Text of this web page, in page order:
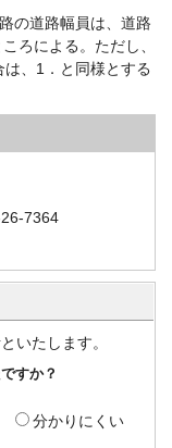
の道路幅員は、道路
ろによる。ただし、
、1．と同様とする
7364
いたします。
すか？
分かりにくい